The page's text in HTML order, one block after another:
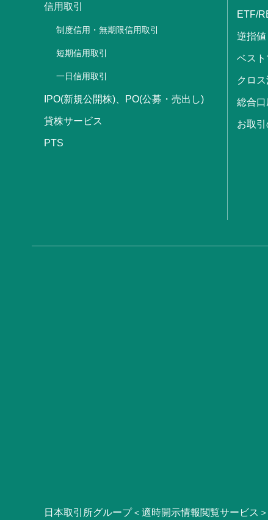
信用取引
制度信用・無期限信用取引
短期信用取引
一日信用取引
IPO(新規公開株)、PO(公募・売出し)
貸株サービス
PTS
ETF/
逆指
ベス
クロ
総合
お取
日本取引所グループ＜適時開示情報閲覧サービス＞